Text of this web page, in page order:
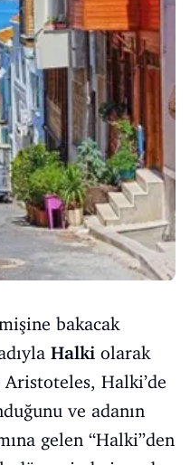
bakacak
Halki olarak
Halki’de
ve adanın
gelen “Halki”den